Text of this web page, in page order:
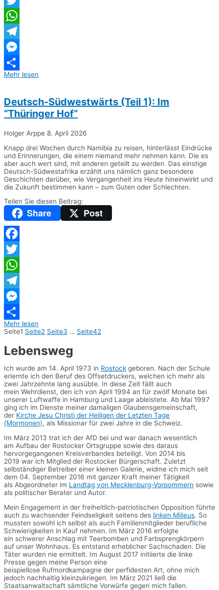
Twitter
WhatsApp
Telegram
Messenger
Teilen
Mehr lesen
Deutsch-Südwestwärts (Teil 1): Im
“Thüringer Hof”
Holger Arppe 8. April 2026
Knapp drei Wochen durch Namibia zu reisen, hinterlässt Eindrücke
und Erinnerungen, die einem niemand mehr nehmen kann. Die es
aber auch wert sind, mit anderen geteilt zu werden. Das einstige
Deutsch-Südwestafrika erzählt uns nämlich ganz besondere
Geschichten darüber, wie Vergangenheit ins Heute hineinwirkt und
die Zukunft bestimmen kann – zum Guten oder Schlechten.
Teilen Sie diesen Beitrag:
Share Post
Facebook
Twitter
WhatsApp
Telegram
Messenger
Teilen
Mehr lesen
Seite1 Seite2 Seite3 … Seite42
Lebensweg
Ich wurde am 14. April 1973 in Rostock geboren. Nach der Schule
erlernte ich den Beruf des Offsetdruckers, welchen ich mehr als
zwei Jahrzehnte lang ausübte. In diese Zeit fällt auch
mein Wehrdienst, den ich von April 1994 an für zwölf Monate bei
unserer Luftwaffe in Hamburg und Laage ableistete. Ab Mai 1997
ging ich im Dienste meiner damaligen Glaubensgemeinschaft,
der Kirche Jesu Christi der Heiligen der Letzten Tage
(Mormonen), als Missionar für zwei Jahre in die Schweiz.
Im März 2013 trat ich der AfD bei und war danach wesentlich
am Aufbau der Rostocker Ortsgruppe sowie des daraus
hervorgegangenen Kreisverbandes beteiligt. Von 2014 bis
2019 war ich Mitglied der Rostocker Bürgerschaft. Zuletzt
selbständiger Betreiber einer kleinen Galerie, widme ich mich seit
dem 04. September 2016 mit ganzer Kraft meiner Tätigkeit
als Abgeordneter im Landtag von Mecklenburg-Vorpommern sowie
als politischer Berater und Autor.
Mein Engagement in der freiheitlich-patriotischen Opposition führte
auch zu wachsender Feindseligkeit seitens des linken Milieus. So
mussten sowohl ich selbst als auch Familienmitglieder berufliche
Schwierigkeiten in Kauf nehmen. Im März 2016 erfolgte
ein schwerer Anschlag mit Teerbomben und Farbsprengkörpern
auf unser Wohnhaus. Es entstand erheblicher Sachschaden. Die
Täter wurden nie ermittelt. Im August 2017 initiierte die linke
Presse gegen meine Person eine
beispiellose Rufmordkampagne der perfidesten Art, ohne mich
jedoch nachhaltig kleinzukriegen. Im März 2021 ließ die
Staatsanwaltschaft sämtliche Vorwürfe gegen mich fallen.